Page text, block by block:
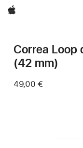
Apple
Correa Loop
(42 mm)
49,00 €